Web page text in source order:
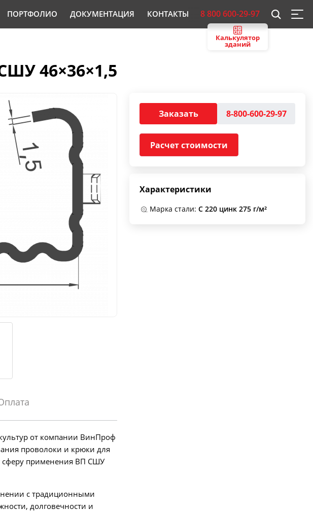
ПОРТФОЛИО ДОКУМЕНТАЦИЯ КОНТАКТЫ 8 800 600-29-97
Калькулятор
зданий
46×36×1,5
от компании ВинПроф
проволоки и крюки для
сферу применения ВП СШУ
с традиционными
долговечности и
Заказать 8-800-600-29-97
Расчет стоимости
Характеристики
Марка стали: С 220 цинк 275 г/м²